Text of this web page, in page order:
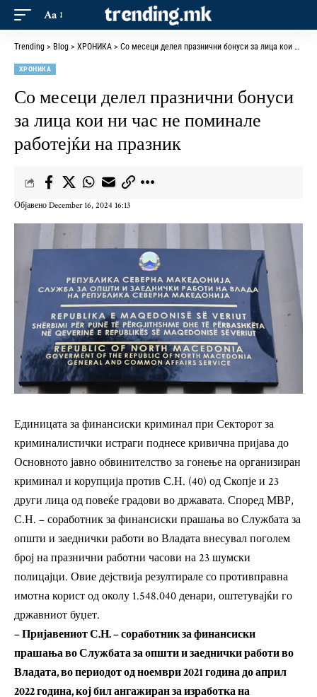
Aa
Trending > Blog > ХРОНИКА > Со месеци делел празнични бонуси за лица кои ни час не поминале работејќи на празник
ХРОНИКА
Со месеци делел празнични бонуси
за лица кои ни час не поминале
работејќи на празник
Објавено December 16, 2024 16:13
Единицата за финансиски криминал при Секторот за
криминалистички истраги поднесе кривична пријава до
Основното јавно обвинителство за гонење на организиран
криминал и корупција против С.Н. (40) од Скопје и 23
други лица од повеќе градови во државата. Според МВР,
С.Н. – соработник за финансиски прашања во Службата за
општи и заеднички работи во Владата внесувал поголем
број на празнични работни часови на 23 шумски
полицајци. Овие дејствија резултирале со противправна
имотна корист од околу 1.548.040 денари, оштетувајќи го
државниот буџет.
– Пријавениот С.Н. – соработник за финансиски
прашања во Службата за општи и заеднички работи во
Владата, во периодот од ноември 2021 година до април
2022 година, кој бил ангажиран за изработка на